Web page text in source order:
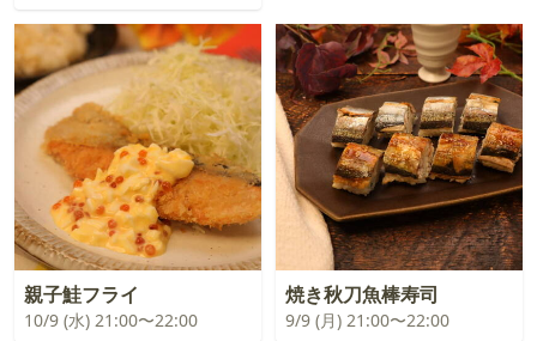
親子鮭フライ
10/9 (水) 21:00〜22:00
焼き秋刀魚棒寿司
9/9 (月) 21:00〜22:00